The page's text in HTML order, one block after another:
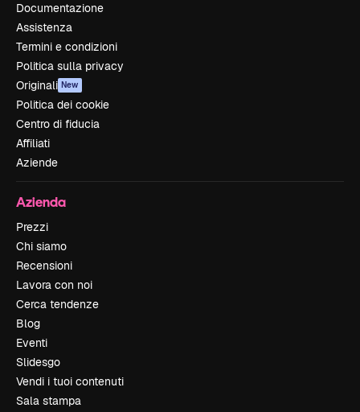
Documentazione
Assistenza
Termini e condizioni
Politica sulla privacy
Originali New
Politica dei cookie
Centro di fiducia
Affiliati
Aziende
Azienda
Prezzi
Chi siamo
Recensioni
Lavora con noi
Cerca tendenze
Blog
Eventi
Slidesgo
Vendi i tuoi contenuti
Sala stampa